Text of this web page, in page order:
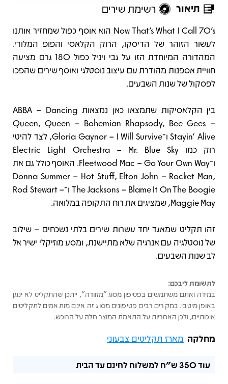
תיאור רשימת שירים
תיאור
Now That’s What I Call 70’s הוא אוסף כפול שמחזיר אותנו
לעשור הזוהר של הדיסקו, הרוק הקלאסי והפופ המלודי.
המהדורה המיוחדת הזו על גבי ויניל כפול 180 גרם מציעה
חוויית אספנות מהודרת עם עיצוב נוסטלגי ואוסף שירים שהפכו
לפסקול של שנות השבעים.
בין הקלאסיקות שתמצאו כאן נמצאות ABBA – Dancing
Queen, Queen – Bohemian Rhapsody, Bee Gees –
Stayin’ Alive ו־Gloria Gaynor – I Will Survive, לצד להיטי
רוק כמו Electric Light Orchestra – Mr. Blue Sky
ו־Fleetwood Mac – Go Your Own Way. האוסף כולל גם את
Donna Summer – Hot Stuff, Elton John – Rocket Man,
The Jacksons – Blame It On The Boogie ו־Rod Stewart –
Maggie May, שמציגים את רוח התקופה במלואה.
זהו תקליט שמאגד יחד עשרות שירים בלתי נשכחים – שילוב
של נוסטלגיה עם אנרגיה שלא מתיישנת, ומסע מוזיקלי ישיר אל
לב שנות השבעים.
לתשומת ליבכם:
במידה ואתם משתמשים בפטיפון מסוג "מזוודה", ייתכן שהתקליט לא ינוגן
באופן מיטבי. במקרים רבים פטיפונים מסוג זה אינם מותאמים לתקליטים
איכותיים, ולכן האחריות על התאמת המוצר חלה על הרוכש.
מחלקה מארז תקליטים צבעוני
עוד350 ש"ח למשלוח לחינם עד הבית